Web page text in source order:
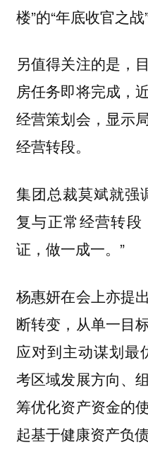
楼”的“年底收官之战”
另值得关注的是，
房任务即将完成，
经营策划会，显示
经营转段。
集团总裁莫斌就强
复与正常经营转
证，做一成一。”
杨惠妍在会上亦提
断转变，从单一目
应对到主动谋划最
考区域发展方向、
筹优化资产资金的
起基于健康资产负